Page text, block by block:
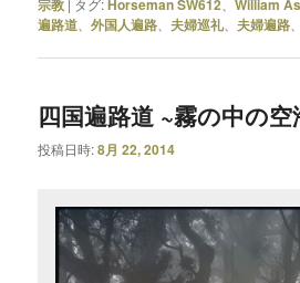
宗教 | タグ:Horseman SW612 、William
遍路道 、外国人遍路 、夫婦巡礼、夫婦遍路
四国遍路道 ~霧の中の空
投稿日時:8月 22, 2014